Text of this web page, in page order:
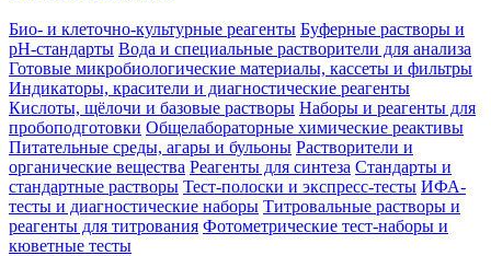
Био- и клеточно-культурные реагенты Буферные растворы и
pH-стандарты Вода и специальные растворители для анализа
Готовые микробиологические материалы, кассеты и фильтры
Индикаторы, красители и диагностические реагенты
Кислоты, щёлочи и базовые растворы Наборы и реагенты для
пробоподготовки Общелабораторные химические реактивы
Питательные среды, агары и бульоны Растворители и
органические вещества Реагенты для синтеза Стандарты и
стандартные растворы Тест-полоски и экспресс-тесты ИФА-
тесты и диагностические наборы Титровальные растворы и
реагенты для титрования Фотометрические тест-наборы и
кюветные тесты